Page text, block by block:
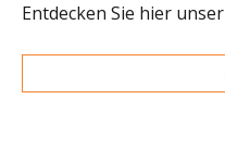
Entdecken Sie hier unser